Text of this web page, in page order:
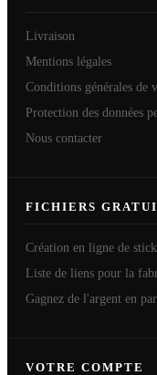
Livraison
Mentions légales
Conditions générales de
Protection des données
Nous contacter
FICHIERS
Création en ligne de
Liste de liens pour la
Gagnez de l'argent en
VOTRE COMPTE